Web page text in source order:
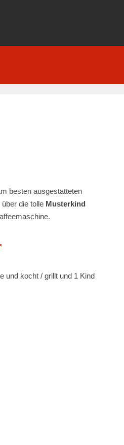
besten ausgestatteten
über die tolle Musterkind
und kocht / grillt und 1 Kind